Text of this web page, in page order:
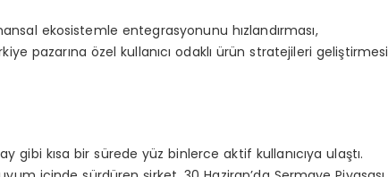
ekosistemle entegrasyonunu hızlandırması,
pazarına özel kullanıcı odaklı ürün stratejileri geliştirmesi
gibi kısa bir sürede yüz binlerce aktif kullanıcıya ulaştı.